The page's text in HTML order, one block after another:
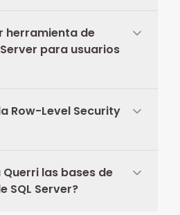
herramienta de
para usuarios
Row-Level Security
las bases de
SQL Server?